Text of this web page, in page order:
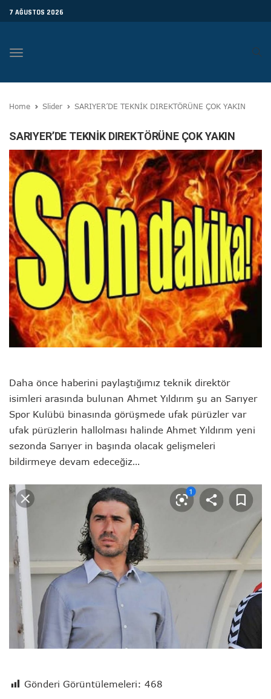
7 AĞUSTOS 2026
Toggle
Home Slider SARIYER’DE TEKNİK DIREKTÖRÜNE ÇOK YAKIN
SARIYER’DE TEKNİK DIREKTÖRÜNE ÇOK YAKIN
Daha önce haberini paylaştığımız teknik direktör
isimleri arasında bulunan Ahmet Yıldırım şu an Sarıyer
Spor Kulübü binasında görüşmede ufak pürüzler var
ufak pürüzlerin hallolması halinde Ahmet Yıldırım yeni
sezonda Sarıyer in başında olacak gelişmeleri
bildirmeye devam edeceğiz…
Gönderi Görüntülemeleri: 468